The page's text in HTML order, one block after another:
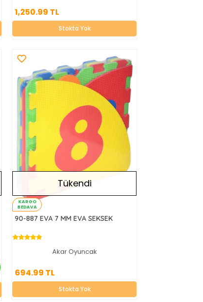
1,250.99 TL
Stokta Yok
KARGO
BEDAVA
Tükendi
90-887 EVA 7 MM EVA SEKSEK
Akar Oyuncak
694.99 TL
Stokta Yok